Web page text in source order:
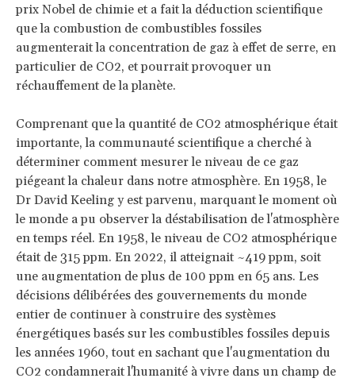
prix Nobel de chimie et a fait la déduction scientifique
que la combustion de combustibles fossiles
augmenterait la concentration de gaz à effet de serre, en
particulier de CO2, et pourrait provoquer un
réchauffement de la planète.
Comprenant que la quantité de CO2 atmosphérique était
importante, la communauté scientifique a cherché à
déterminer comment mesurer le niveau de ce gaz
piégeant la chaleur dans notre atmosphère. En 1958, le
Dr David Keeling y est parvenu, marquant le moment où
le monde a pu observer la déstabilisation de l'atmosphère
en temps réel. En 1958, le niveau de CO2 atmosphérique
était de 315 ppm. En 2022, il atteignait ~419 ppm, soit
une augmentation de plus de 100 ppm en 65 ans. Les
décisions délibérées des gouvernements du monde
entier de continuer à construire des systèmes
énergétiques basés sur les combustibles fossiles depuis
les années 1960, tout en sachant que l'augmentation du
CO2 condamnerait l'humanité à vivre dans un champ de